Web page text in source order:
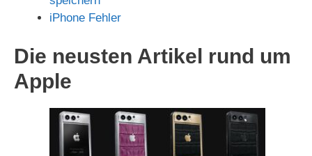
iPhone Fehler
Die neusten Artikel rund um
Apple